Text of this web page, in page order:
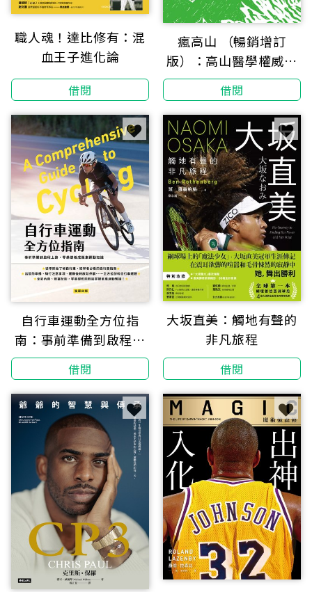
職人魂！達比修有：混
血王子進化論
借閱
瘋高山 （暢銷增訂
版）：高山醫學權威分
享正確登山安全須知，
教你輕鬆走郊山，安全
爬百岳
借閱
自行車運動全方位指
南：事前準備到啟程上
路，零基礎養成單車運
動知識
借閱
大坂直美：觸地有聲的
非凡旅程
借閱